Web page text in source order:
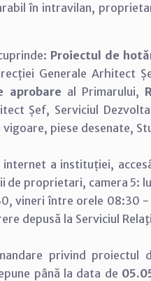
în intravilan, proprietar
Proiectul de
Generale Arhitect
aprobare al Primarului,
Șef, Serviciul
piese desenate,
a instituției,
de proprietari, camera 5:
vineri între orele 08:30 -
depusă la Serviciul
privind proiectul
până la data de